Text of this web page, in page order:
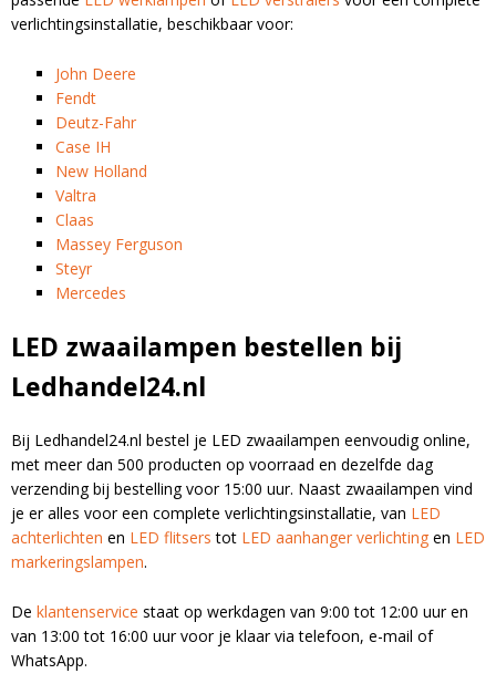
verlichtingsinstallatie, beschikbaar voor:
John Deere
Fendt
Deutz-Fahr
Case IH
New Holland
Valtra
Claas
Massey Ferguson
Steyr
Mercedes
LED zwaailampen bestellen bij
Ledhandel24.nl
Bij Ledhandel24.nl bestel je LED zwaailampen eenvoudig online,
met meer dan 500 producten op voorraad en dezelfde dag
verzending bij bestelling voor 15:00 uur. Naast zwaailampen vind
je er alles voor een complete verlichtingsinstallatie, van LED
achterlichten en LED flitsers tot LED aanhanger verlichting en LED
markeringslampen.
De klantenservice staat op werkdagen van 9:00 tot 12:00 uur en
van 13:00 tot 16:00 uur voor je klaar via telefoon, e-mail of
WhatsApp.